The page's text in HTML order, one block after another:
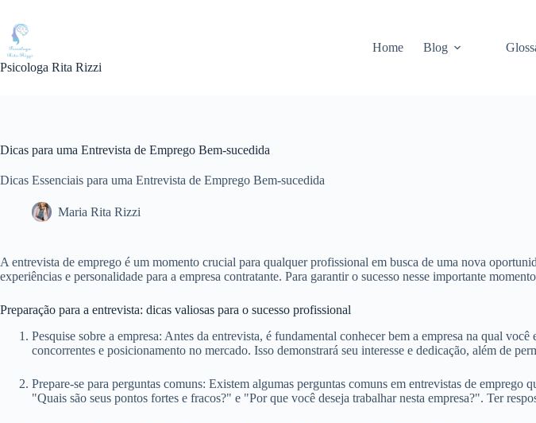
para
conteúdo
Psicologa Rita Rizzi
Home Blog
Dicas para uma Entrevista de Emprego Bem-sucedida
Dicas Essenciais para uma Entrevista de Emprego Bem-sucedida
Maria Rita Rizzi
A entrevista de emprego é um momento crucial para qualquer profissional em busca de uma nova
experiências e personalidade para a empresa contratante. Para garantir o sucesso nesse importante
Preparação para a entrevista: dicas valiosas para o sucesso profissional
Pesquise sobre a empresa: Antes da entrevista, é fundamental conhecer bem a empresa na qual
concorrentes e posicionamento no mercado. Isso demonstrará seu interesse e dedicação, além de
Prepare-se para perguntas comuns: Existem algumas perguntas comuns em entrevistas de
"Quais são seus pontos fortes e fracos?" e "Por que você deseja trabalhar nesta empresa?". Ter